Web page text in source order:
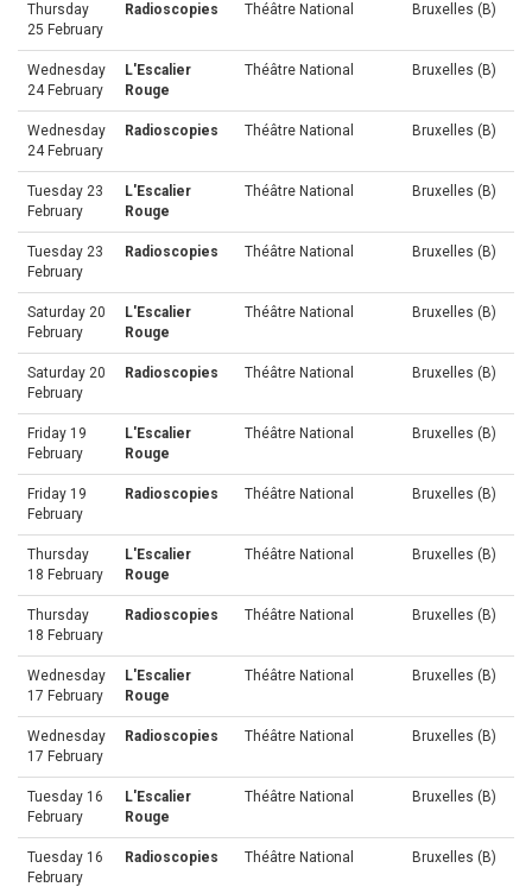
Thursday
25 February
Radioscopies Théâtre National Bruxelles (B)
Wednesday
24 February
L'Escalier
Rouge
Théâtre National Bruxelles (B)
Wednesday
24 February
Radioscopies Théâtre National Bruxelles (B)
Tuesday 23
February
L'Escalier
Rouge
Théâtre National Bruxelles (B)
Tuesday 23
February
Radioscopies Théâtre National Bruxelles (B)
Saturday 20
February
L'Escalier
Rouge
Théâtre National Bruxelles (B)
Saturday 20
February
Radioscopies Théâtre National Bruxelles (B)
Friday 19
February
L'Escalier
Rouge
Théâtre National Bruxelles (B)
Friday 19
February
Radioscopies Théâtre National Bruxelles (B)
Thursday
18 February
L'Escalier
Rouge
Théâtre National Bruxelles (B)
Thursday
18 February
Radioscopies Théâtre National Bruxelles (B)
Wednesday
17 February
L'Escalier
Rouge
Théâtre National Bruxelles (B)
Wednesday
17 February
Radioscopies Théâtre National Bruxelles (B)
Tuesday 16
February
L'Escalier
Rouge
Théâtre National Bruxelles (B)
Tuesday 16
February
Radioscopies Théâtre National Bruxelles (B)